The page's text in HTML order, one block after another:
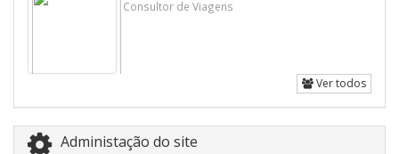
Consultor de Viagens
Ver todos
Administação do site